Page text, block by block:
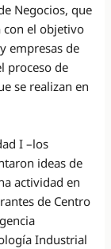
Negocios, que
con el objetivo
empresas de
proceso de
se realizan en
I –los
ideas de
actividad en
de Centro
Industrial